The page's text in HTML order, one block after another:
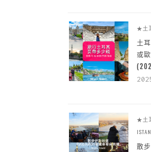
★土
土
或
★土
散